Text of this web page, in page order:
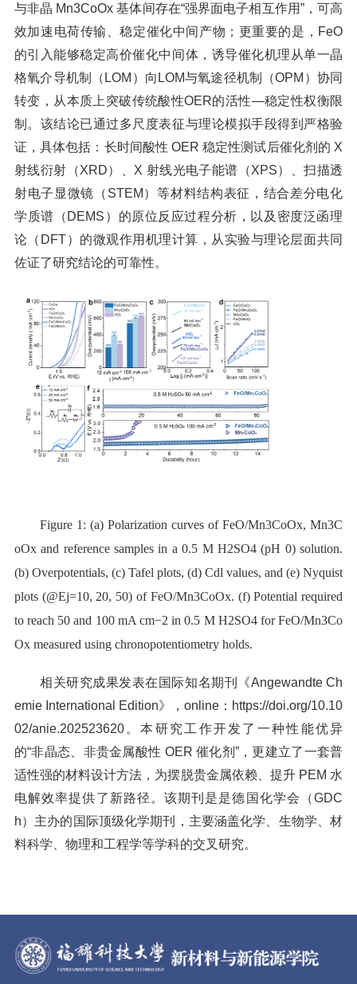
与非晶 Mn3CoOx 基体间存在“强界面电子相互作用”，可高
效加速电荷传输、稳定催化中间产物；更重要的是，FeO
的引入能够稳定高价催化中间体，诱导催化机理从单一晶
格氧介导机制（LOM）向LOM与氧途径机制（OPM）协同
转变，从本质上突破传统酸性OER的活性—稳定性权衡限
制。该结论已通过多尺度表征与理论模拟手段得到严格验
证，具体包括：长时间酸性 OER 稳定性测试后催化剂的 X
射线衍射（XRD）、X 射线光电子能谱（XPS）、扫描透
射电子显微镜（STEM）等材料结构表征，结合差分电化
学质谱（DEMS）的原位反应过程分析，以及密度泛函理
论（DFT）的微观作用机理计算，从实验与理论层面共同
佐证了研究结论的可靠性。
Figure 1: (a) Polarization curves of FeO/Mn3CoOx, Mn3C
oOx and reference samples in a 0.5 M H2SO4 (pH 0) solution.
(b) Overpotentials, (c) Tafel plots, (d) Cdl values, and (e) Nyquist
plots (@Ej=10, 20, 50) of FeO/Mn3CoOx. (f) Potential required
to reach 50 and 100 mA cm−2 in 0.5 M H2SO4 for FeO/Mn3Co
Ox measured using chronopotentiometry holds.
相关研究成果发表在国际知名期刊《Angewandte Ch
emie International Edition》，online：https://doi.org/10.10
02/anie.202523620。本研究工作开发了一种性能优异
的“非晶态、非贵金属酸性 OER 催化剂”，更建立了一套普
适性强的材料设计方法，为摆脱贵金属依赖、提升 PEM 水
电解效率提供了新路径。该期刊是是德国化学会（GDC
h）主办的国际顶级化学期刊，主要涵盖化学、生物学、材
料科学、物理和工程学等学科的交叉研究。